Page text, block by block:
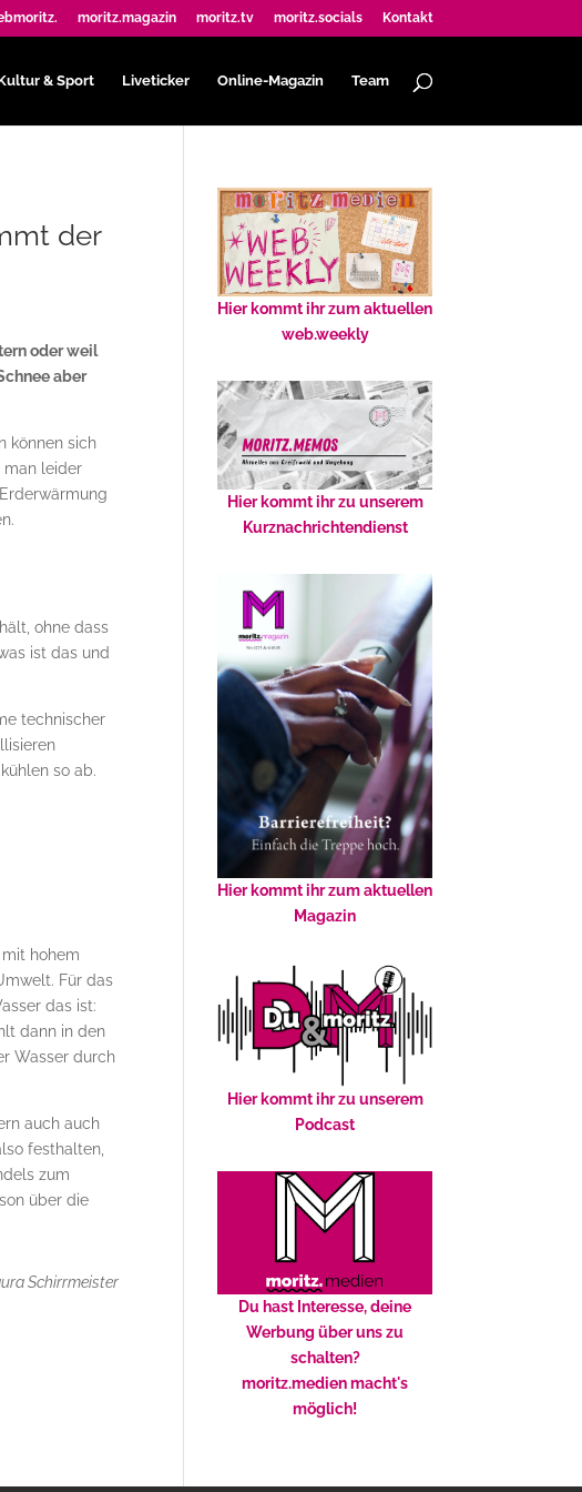
moritz.magazin moritz.tv moritz.socials Kontakt
& Sport Liveticker Online-Magazin Team
der
oder weil
aber
können sich
man leider
ohne dass
ist das und
technischer
so ab.
hohem
Für das
das ist:
dann in den
Wasser durch
auch auch
festhalten,
zum
über die
Schirrmeister
Hier kommt ihr zum aktuellen
web.weekly
Hier kommt ihr zu unserem
Kurznachrichtendienst
Hier kommt ihr zum aktuellen
Magazin
Hier kommt ihr zu unserem
Podcast
Du hast Interesse, deine
Werbung über uns zu
schalten?
moritz.medien macht's
möglich!